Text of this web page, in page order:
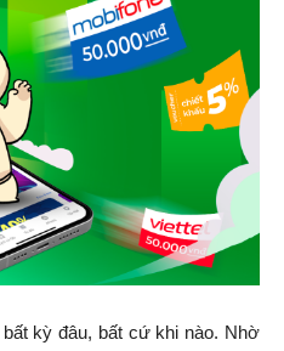
kỳ đâu, bất cứ khi nào. Nhờ